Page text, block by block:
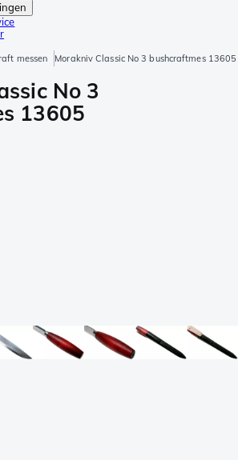
messen Morakniv Classic No 3 bushcraftmes 13605
No 3
13605